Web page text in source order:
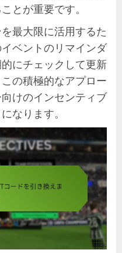
とが重要です。
最大限に活用するた
ベントのリマインダ
にチェックして更新
の積極的なアプロー
けのインセンティブ
なります。